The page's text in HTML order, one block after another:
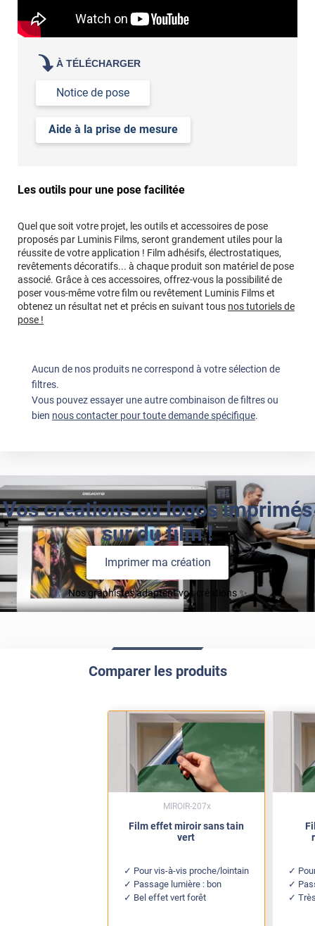
À TÉLÉCHARGER
Notice de pose
Aide à la prise de mesure
Les outils pour une pose facilitée
Quel que soit votre projet, les outils et accessoires de pose
proposés par Luminis Films, seront grandement utiles pour la
réussite de votre application ! Film adhésifs, électrostatiques,
revêtements décoratifs... à chaque produit son matériel de pose
associé. Grâce à ces accessoires, offrez-vous la possibilité de
poser vous-même votre film ou revêtement Luminis Films et
obtenez un résultat net et précis en suivant tous nos tutoriels de
pose !
Aucun de nos produits ne correspond à votre sélection de
filtres.
Vous pouvez essayer une autre combinaison de filtres ou
bien nous contacter pour toute demande spécifique.
Vos créations ou logos imprimés
sur du film !
Imprimer ma création
Nos graphistes adaptent vos créations ✨
Comparer les produits
Film effet miroir sans tain
vert
Pour vis-à-vis proche/lointain
Passage lumière : bon
Bel effet vert forêt
MIROIR-207x